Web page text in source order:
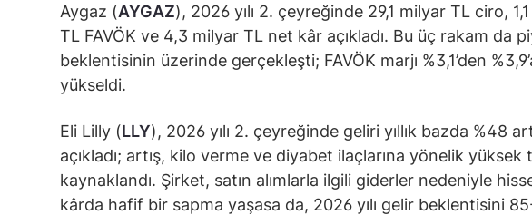
Aygaz (AYGAZ), 2026 yılı 2. çeyreğinde 29,1 milyar TL ciro,
TL FAVÖK ve 4,3 milyar TL net kâr açıkladı. Bu üç rakam da
beklentisinin üzerinde gerçekleşti; FAVÖK marjı %3,1’den
yükseldi.
Eli Lilly (LLY), 2026 yılı 2. çeyreğinde geliri yıllık bazda %48
açıkladı; artış, kilo verme ve diyabet ilaçlarına yönelik yüksek
kaynaklandı. Şirket, satın alımlarla ilgili giderler nedeniyle
kârda hafif bir sapma yaşasa da, 2026 yılı gelir beklentisini